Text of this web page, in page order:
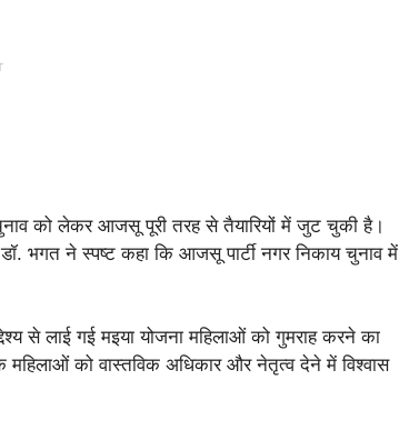
को लेकर आजसू पूरी तरह से तैयारियों में जुट चुकी है।
भगत ने स्पष्ट कहा कि आजसू पार्टी नगर निकाय चुनाव में
से लाई गई मइया योजना महिलाओं को गुमराह करने का
को वास्तविक अधिकार और नेतृत्व देने में विश्वास